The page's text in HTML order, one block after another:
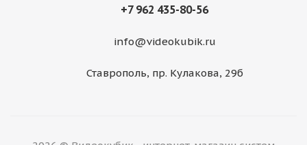
+7 962 435-80-56
info@videokubik.ru
Ставрополь, ​пр. Кулакова, 29б